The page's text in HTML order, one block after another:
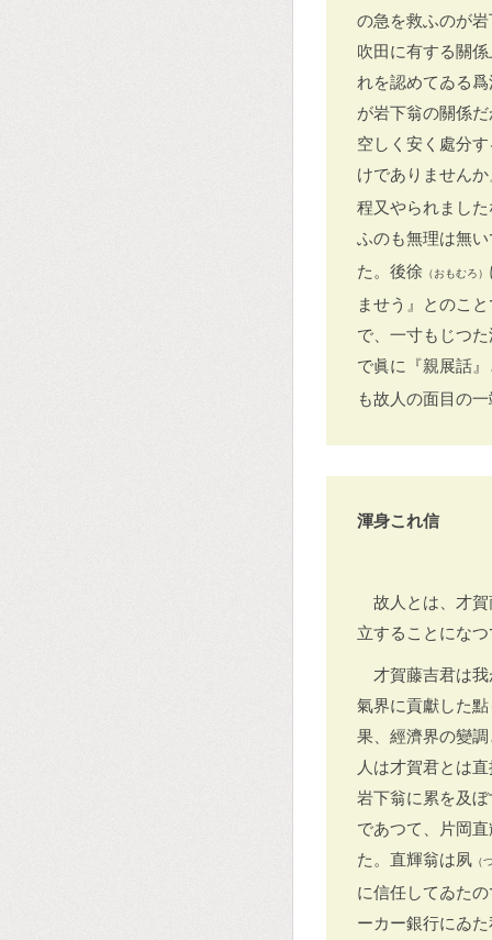
の急を救ふのが
吹田に有する關
れを認めてゐる
が岩下翁の關係
空しく安く處分
けでありません
程又やられまし
ふのも無理は無
た。後徐 （おもむろ）
ませう』とのこ
で、一寸もじつ
で眞に『親展話
も故人の面目の
渾身これ信
故人とは、才
立することにな
才賀藤吉君は
氣界に貢獻した
果、經濟界の變
人は才賀君とは
岩下翁に累を及
であつて、片岡
た。直輝翁は夙 （
に信任してゐた
ーカー銀行にゐ